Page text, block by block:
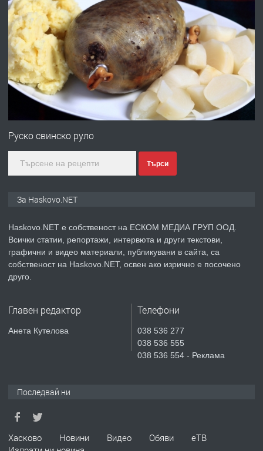
ПРЕДЛАГА Давам гараж под наем
преди 4 дни
№4120 Магазин/Офис под наем в кв.
градската градина!
преди 5 дни
ПРЕДЛАГА
Продавам парцел в гр. Хасково кв.
СГЛОБЯВАНЕ НА МЕБЕЛИ.
апартамент под наем в кв.
Руско свинско руло
Търси
За Haskovo.NET
Haskovo.NET е собственост на ЕСКОМ МЕДИА ГРУП ООД.
Всички статии, репортажи, интервюта и други текстови,
графични и видео материали, публикувани в сайта, са
собственост на Haskovo.NET, освен ако изрично е посочено
друго.
Главен редактор
Анета Кутелова
Телефони
038 536 277
038 536 555
038 536 554 - Реклама
Последвай ни
Хасково Новини Видео Обяви
еТВ